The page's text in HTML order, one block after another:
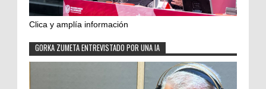
Clica y amplía información
GORKA ZUMETA ENTREVISTADO POR UNA IA